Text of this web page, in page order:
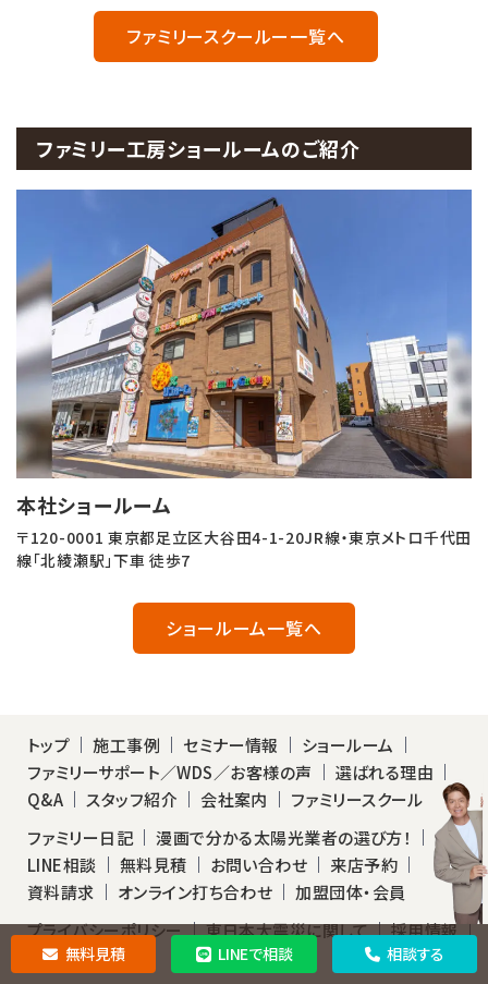
ファミリースクールー一覧へ
ファミリー工房ショールームのご紹介
本社ショールーム
〒120-0001 東京都足立区大谷田4-1-20JR線・東京メトロ千代田
線「北綾瀬駅」下車 徒歩7
ショールーム一覧へ
無料見積 LINEで相談 相談する
トップ 施工事例 セミナー情報
ショールーム
ファミリーサポート／WDS／お客様の声
選ばれる理由
Q&A
スタッフ紹介 会社案内
ファミリースクール
ファミリー日記
漫画で分かる太陽光業者の選び方！
LINE相談
無料見積 お問い合わせ
来店予約
資料請求
オンライン打ち合わせ
加盟団体・会員
プライバシーポリシー
東日本大震災に関して
採用情報
サイトマップ